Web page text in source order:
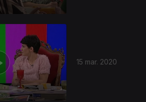
15 mar. 2020